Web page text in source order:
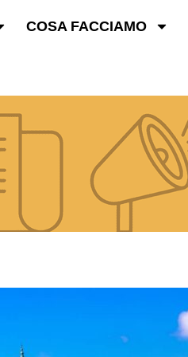
COSA FACCIAMO